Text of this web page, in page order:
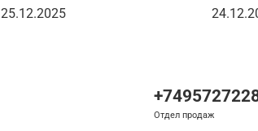
25.12.2025
Отдел продаж